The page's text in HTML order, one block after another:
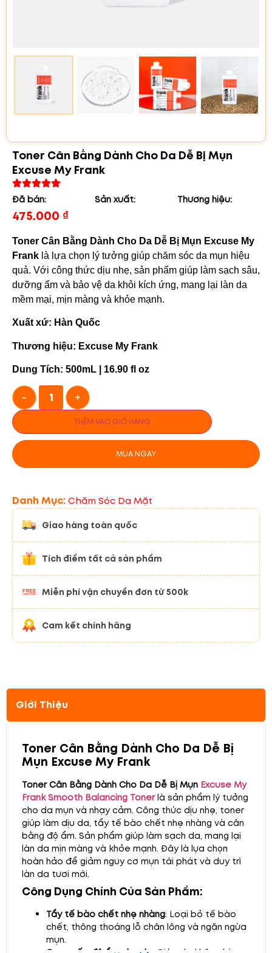
Toner Cân Bằng Dành Cho Da Dễ Bị Mụn
Excuse My Frank
Đã bán: Sản xuất: Thương hiệu:
475.000 ₫
Toner Cân Bằng Dành Cho Da Dễ Bị Mụn Excuse My
Frank là lựa chọn lý tưởng giúp chăm sóc da mụn hiệu
quả. Với công thức dịu nhẹ, sản phẩm giúp làm sạch sâu,
dưỡng ẩm và bảo vệ da khỏi kích ứng, mang lại làn da
mềm mại, mịn màng và khỏe mạnh.
Xuất xứ: Hàn Quốc
Thương hiệu: Excuse My Frank
Dung Tích: 500mL | 16.90 fl oz
- +
THÊM VÀO GIỎ HÀNG
MUA NGAY
Danh Mục:Chăm Sóc Da Mặt
Giao hàng toàn quốc
Tích điểm tất cả sản phẩm
Miễn phí vận chuyển đơn từ 500k
Cam kết chính hãng
Giới Thiệu
Toner Cân Bằng Dành Cho Da Dễ Bị
Mụn Excuse My Frank
Toner Cân Bằng Dành Cho Da Dễ Bị Mụn Excuse My
Frank Smooth Balancing Tonerlà sản phẩm lý tưởng
cho da mụn và nhạy cảm. Công thức dịu nhẹ, toner
giúp làm dịu da, tẩy tế bào chết nhẹ nhàng và cân
bằng độ ẩm. Sản phẩm giúp làm sạch da, mang lại
làn da mịn màng và khỏe mạnh. Đây là lựa chọn
hoàn hảo để giảm nguy cơ mụn tái phát và duy trì
làn da tươi mới.
Công Dụng Chính Của Sản Phẩm:
Tẩy tế bào chết nhẹ nhàng: Loại bỏ tế bào
chết, thông thoáng lỗ chân lông và ngăn ngừa
mụn.